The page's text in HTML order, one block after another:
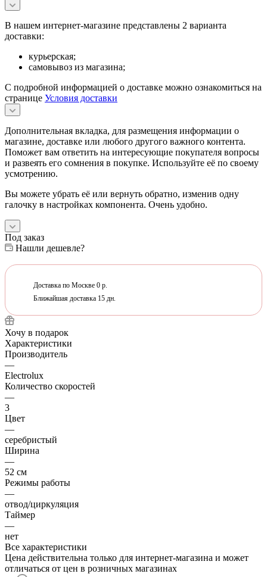
В нашем интернет-магазине представлены 2 варианта
доставки:
курьерская;
самовывоз из магазина;
С подробной информацией о доставке можно ознакомиться на
странице Условия доставки
Дополнительная вкладка, для размещения информации о
магазине, доставке или любого другого важного контента.
Поможет вам ответить на интересующие покупателя вопросы
и развеять его сомнения в покупке. Используйте её по своему
усмотрению.
Вы можете убрать её или вернуть обратно, изменив одну
галочку в настройках компонента. Очень удобно.
Под заказ
Нашли дешевле?
Доставка по Москве 0 р.
Ближайшая доставка 15 дн.
Хочу в подарок
Характеристики
Производитель
—
Electrolux
Количество скоростей
—
3
Цвет
—
серебристый
Ширина
—
52 см
Режимы работы
—
отвод/циркуляция
Таймер
—
нет
Все характеристики
Цена действительна только для интернет-магазина и может
отличаться от цен в розничных магазинах